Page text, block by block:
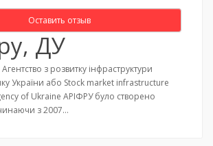
Оставить отзыв
ДУ
з розвитку інфраструктури
України або Stock market infrastructure
of Ukraine АРІФРУ було створено
з 2007…